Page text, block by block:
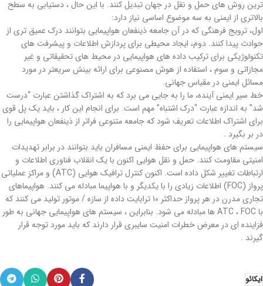
ترین روش های حمل و نقل در جهان تبدیل كنند. با این حال ، دستیابی به سطح
بالاتری از ایمنی به سه موضوع اساسی نیاز دارد:
اول، ترویج فرهنگی که در آن جامعه ذینفعان هواپیمایی بتوانند درک عمیق تری از
حوادث پیدا کنند. دوم، ایجاد محیطی برای پردازش اطلاعات و پیشرفت های
تکنولوژیکی برای ترکیب داده های هواپیمایی در محیط های تحقیقاتی و غیر
مجازاتی و سوم ، استفاده از هوش مصنوعی برای ارائه بینش سریعتر در مورد
مسائل ایمنی در مقیاس جهانی.
خط سیر ایمنی آینده، ما را به جایی می برد که به اشتراک گذاشتن عبارت “درست
شد” به اندازه عبارت “درک اشتباه” مهم است. برای انجام این کار ، باید یک پل قوی
برای اشتراک اطلاعات تعریف شود که جامعه متنوعی فراتر از ذینفعان هواپیمایی را
در بر بگیرد .
سیستم های هواپیمایی برای حفظ ایمنی مسافران باید بتوانند در برابر تهدیدات
امنیتی مقاومت کنند. حمل و نقل هوایی اکنون با یک انقلاب فناوری اطلاعات و
ارتباطات تغییر شکل داده است. اکنون کنترل ترافیک هوایی (ATC) و مراکز عملیاتی
پرواز (FOC) اطلاعات زیادی را با یکدیگر و با هواپیما مبادله می کنند. هواپیماهای
تجاری مدرن در هر پرواز حداکثر ۱۰ ترابایت داده از سازه / موتور تولید می کنند که
با ATC ، FOC ها مبادله می شود. بنابراین ، سیستم های هواپیمایی جهانی به طور
فزاینده ای در معرض خطرات امنیت سایبری قرار دارند که باید مورد توجه قرار
گیرند .
ایکائو